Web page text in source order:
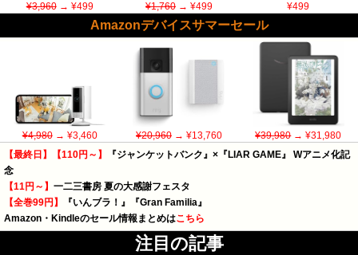
¥3,960→ ¥499 ¥1,760→ ¥499 ¥499
Amazonデバイスサマーセール
¥4,980→ ¥3,460 ¥20,960→ ¥13,760 ¥39,980→ ¥31,980
【最終日】【110円～】
『ジャンケットバンク』×『LIAR GAME』 Wアニメ化記
念
【11円～】 一二三書房 夏の大感謝フェスタ
【全巻99円】
『いんブラ！』『Gran Familia』
Amazon・Kindleのセール情報まとめはこちら
注目の記事